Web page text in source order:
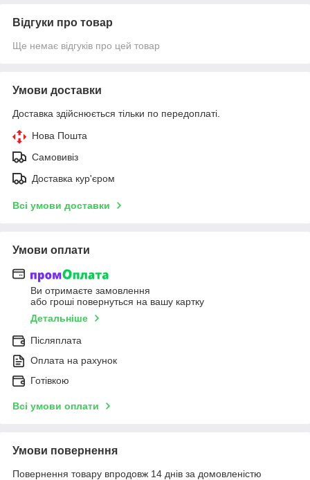
Відгуки про товар
Ще немає відгуків про цей товар
Умови доставки
Доставка здійснюється тільки по передоплаті.
Нова Пошта
Самовивіз
Доставка кур'єром
Всі умови доставки
Умови оплати
Ви отримаєте замовлення
або гроші повернуться на вашу картку
Детальніше
Післяплата
Оплата на рахунок
Готівкою
Всі умови оплати
Умови повернення
Повернення товару впродовж 14 днів за домовленістю